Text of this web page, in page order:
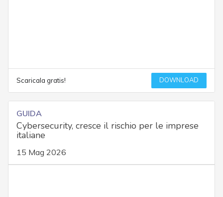
Scaricala gratis! DOWNLOAD
GUIDA
Cybersecurity, cresce il rischio per le imprese
italiane
15 Mag 2026